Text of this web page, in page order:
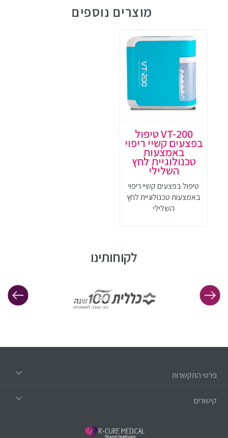
מוצרים נוספים
VT-200 טיפול
בפצעים קשיי ריפוי
באמצעות
טכנולוגיית לחץ
השלילי
טיפול בפצעים קשיי ריפוי
באמצעות טכנולוגיית לחץ
השלילי
לקוחותינו
פרטי התקשרות
קישורים